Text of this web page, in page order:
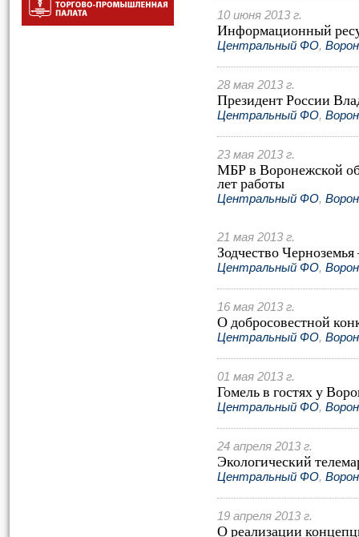
10 июня 2013 г.
Информационный
Центральный ФО,
28 мая 2013 г.
Президент России
Центральный ФО,
23 мая 2013 г.
МБР в Воронежской
лет работы
Центральный ФО,
21 мая 2013 г.
Зодчество Черноземья
Центральный ФО,
16 мая 2013 г.
О добросовестной
Центральный ФО,
01 мая 2013 г.
Гомель в гостях у
Центральный ФО,
24 апреля 2013 г.
Экологический
Центральный ФО,
19 апреля 2013 г.
О реализации